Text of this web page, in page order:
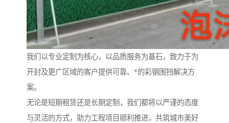
我们以专业定制为核心，以品质服务为基石，致力于为
开封及更广区域的客户提供可靠、*的彩钢围挡解决方
案。
无论是短期租赁还是长期定制，我们都将以严谨的态度
与灵活的方式，助力工程项目顺利推进，共筑城市美好